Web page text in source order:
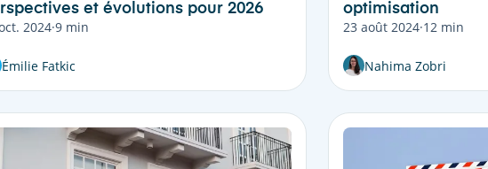
et évolutions pour 2026
2024·9 min
Émilie Fatkic
optimisation
23 août 2024·12 min
Nahima Zobri